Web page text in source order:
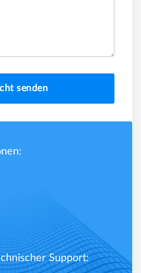
senden
Support: